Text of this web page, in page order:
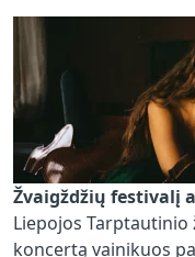
Žvaigždžių festivalį
Liepojos
koncertą vainikuos